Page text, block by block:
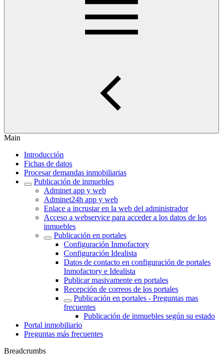
Main
Introducción
Fichas de datos
Procesar demandas inmobiliarias
Publicación de inmuebles
Adminet app y web
Adminet24h app y web
Enlace a incrustar en la web del administrador
Acceso a webservice para acceder a los datos de los
inmuebles
Publicación en portales
Configuración Inmofactory
Configuración Idealista
Datos de contacto en configuración de portales
Inmofactory e Idealista
Publicar masivamente en portales
Recepción de correos de los portales
Publicación en portales - Preguntas mas
frecuentes
Publicación de inmuebles según su estado
Portal inmobiliario
Preguntas más frecuentes
Breadcrumbs